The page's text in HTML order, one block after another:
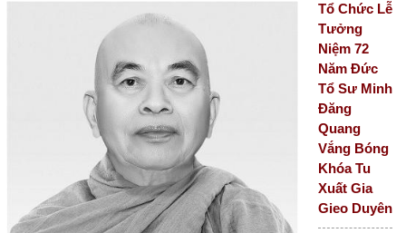
Tổ Chức Lễ
Tưởng
Niệm 72
Năm Đức
Tổ Sư Minh
Đăng
Quang
Vắng Bóng
Khóa Tu
Xuất Gia
Gieo Duyên